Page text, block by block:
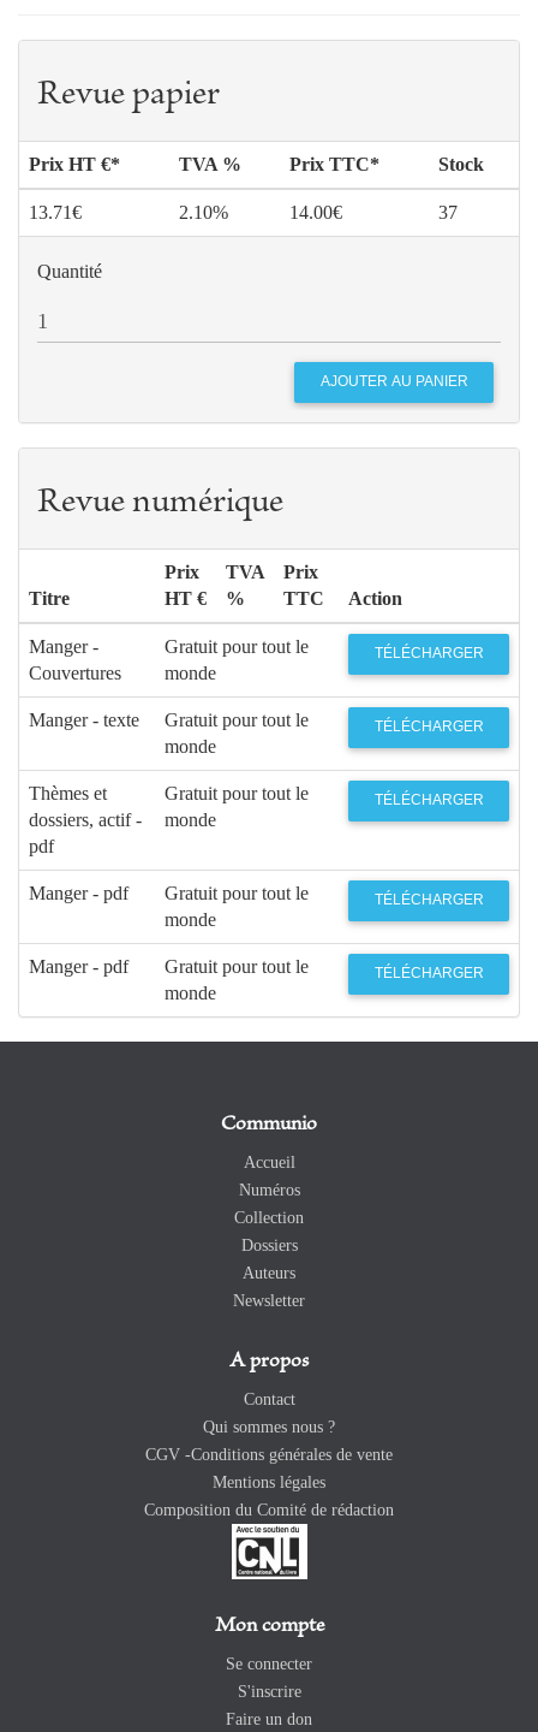
Revue papier
Prix HT €* TVA % Prix TTC* Stock
13.71€ 2.10% 14.00€ 37
Quantité
Revue numérique
Titre
Prix
HT €
TVA
%
Prix
TTC
Action
Manger -
Couvertures
Gratuit pour tout le
monde
TÉLÉCHARGER
Manger - texte
Gratuit pour tout le
monde
TÉLÉCHARGER
Thèmes et
dossiers, actif -
pdf
Gratuit pour tout le
monde
TÉLÉCHARGER
Manger - pdf
Gratuit pour tout le
monde
TÉLÉCHARGER
Manger - pdf
Gratuit pour tout le
monde
TÉLÉCHARGER
Communio
Accueil
Numéros
Collection
Dossiers
Auteurs
Newsletter
A propos
Contact
Qui sommes nous ?
CGV -Conditions générales de vente
Mentions légales
Composition du Comité de rédaction
Mon compte
Se connecter
S'inscrire
Faire un don